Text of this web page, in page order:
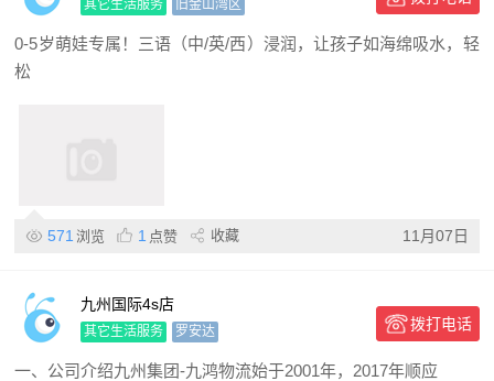
启航！
其它生活服务 旧金山湾区
0-5岁萌娃专属！三语（中/英/西）浸润，让孩子如海绵吸水，轻
松
571 浏览 1 点赞 收藏 11月07日
九州国际4s店
其它生活服务 罗安达 拨打电话
一、公司介绍九州集团-九鸿物流始于2001年，2017年顺应